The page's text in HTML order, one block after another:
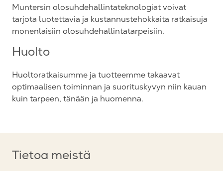
Muntersin olosuhdehallintateknologiat voivat
tarjota luotettavia ja kustannustehokkaita ratkaisuja
monenlaisiin olosuhdehallintatarpeisiin.
Huolto
Huoltoratkaisumme ja tuotteemme takaavat
optimaalisen toiminnan ja suorituskyvyn niin kauan
kuin tarpeen, tänään ja huomenna.
Tietoa meistä